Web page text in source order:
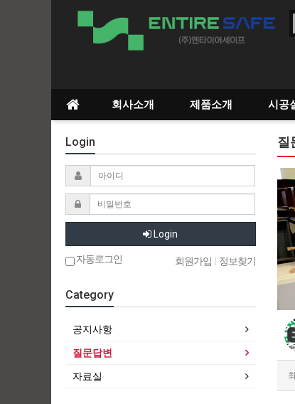
회사소개 제품소개 시공
질
Login
Login
자동로그인 회원가입 정보찾기
Category
공지사항
질문답변
자료실